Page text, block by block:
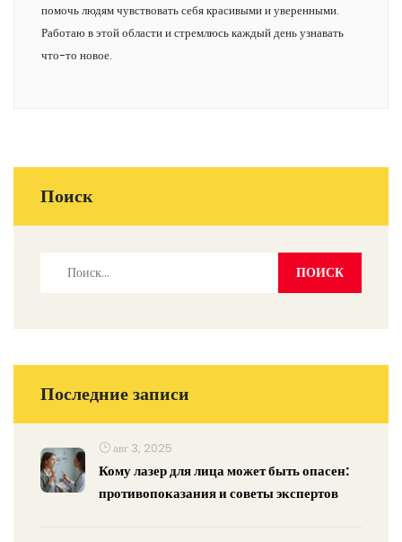
помочь людям чувствовать себя красивыми и уверенными.
Работаю в этой области и стремлюсь каждый день узнавать
что-то новое.
Поиск
Последние записи
авг 3, 2025
Кому лазер для лица может быть опасен:
противопоказания и советы экспертов